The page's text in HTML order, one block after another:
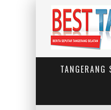
TANGERANG